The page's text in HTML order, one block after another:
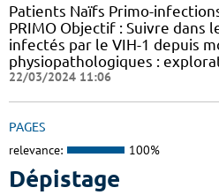
Patients Naïfs Primo-infections
PRIMO Objectif : Suivre dans
infectés par le VIH-1 depuis
physiopathologiques :
22/03/2024 11:06
PAGES
relevance: 100%
Dépistage